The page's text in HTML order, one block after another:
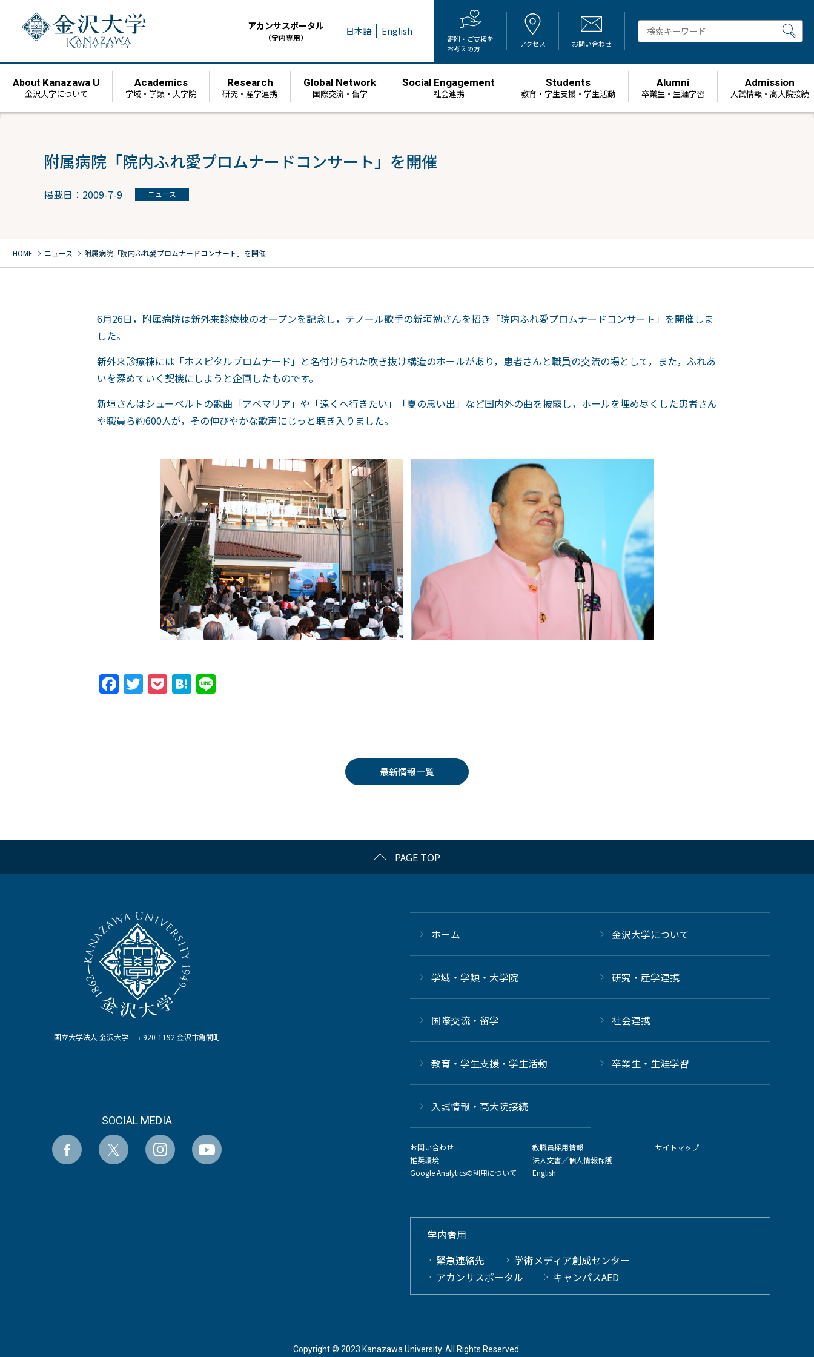
アカンサスポータル
（学内専用） 日本語 English
寄附・ご支援を
お考えの方
アクセス お問い合わせ
About Kanazawa U
金沢大学について
Academics
学域・学類・大学院
Research
研究・産学連携
Global Network
国際交流・留学
Social Engagement
社会連携
Students
教育・学生支援・学生活動
Alumni
卒業生・生涯学習
Admission
⼊試情報・高大院接続
附属病院「院内ふれ愛プロムナードコンサート」を開催
掲載日：2009-7-9 ニュース
HOME chevron_right ニュース chevron_right 附属病院「院内ふれ愛プロムナードコンサート」を開催
6月26日，附属病院は新外来診療棟のオープンを記念し，テノール歌手の新垣勉さんを招き「院内ふれ愛プロムナードコンサート」を開催しま
した。
新外来診療棟には「ホスピタルプロムナード」と名付けられた吹き抜け構造のホールがあり，患者さんと職員の交流の場として，また，ふれあ
いを深めていく契機にしようと企画したものです。
新垣さんはシューベルトの歌曲「アベマリア」や「遠くへ行きたい」「夏の思い出」など国内外の曲を披露し，ホールを埋め尽くした患者さん
や職員ら約600人が，その伸びやかな歌声にじっと聴き入りました。
Facebook
Twitter
PocketHatena
最新情報一覧
PAGE TOP
国立大学法人 金沢大学 〒920-1192 金沢市角間町
SOCIAL MEDIA
ホーム 金沢大学について
学域・学類・大学院 研究・産学連携
国際交流・留学 社会連携
教育・学生支援・学生活動 卒業生・生涯学習
⼊試情報・高大院接続
お問い合わせ
推奨環境
Google Analyticsの利用について
教職員採用情報
法人文書／個人情報保護
English
サイトマップ
学内者用
緊急連絡先
学術メディア創成センター
アカンサスポータル
キャンパスAED
Copyright © 2023 Kanazawa University. All Rights Reserved.